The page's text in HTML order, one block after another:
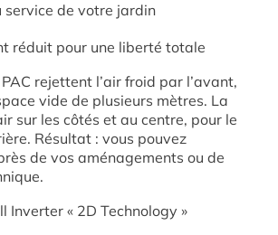
service de votre jardin
réduit pour une liberté totale
rejettent l’air froid par l’avant,
vide de plusieurs mètres. La
sur les côtés et au centre, pour le
Résultat : vous pouvez
de vos aménagements ou de
Inverter « 2D Technology »